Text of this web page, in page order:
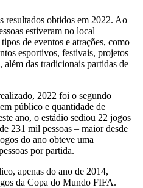
resultados obtidos em 2022. Ao
estiveram no local
de eventos e atrações, como
esportivos, festivais, projetos
das tradicionais partidas de
2022 foi o segundo
público e quantidade de
ano, o estádio sediou 22 jogos
231 mil pessoas – maior desde
do ano obteve uma
por partida.
apenas do ano de 2014,
da Copa do Mundo FIFA.